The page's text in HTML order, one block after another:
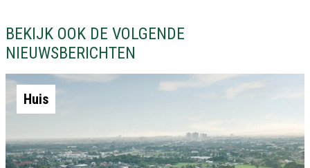
BEKIJK OOK DE VOLGENDE
NIEUWSBERICHTEN
Huis